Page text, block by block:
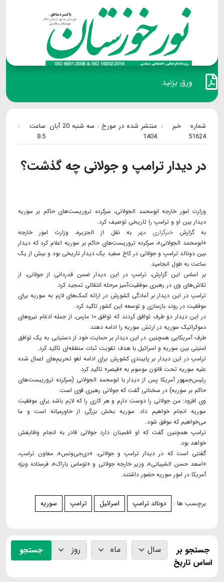
ورق بزنید
شماره خبر :
51624
منتشر شده در مورخ : سه شنبه 20 آبان
1404
ساعت :
8:5
در دیدار ترامپ و جولانی چه گذشت؟
وزارت امور خارجه ابومحمد الجولانی، سرکرده تروریست‌های حاکم بر سوریه
دیدار بین او و ترامپ را تاریخی توصیف کرد.
به گزارش خبرگزاری مهر به نقل از الجزیره، وزارت امور خارجه
«ابومحمد الجولانی»، سرکرده تروریست‌های حاکم بر سوریه اعلام کرد که دیدار
بین دونالد ترامپ و جولانی در کاخ سفید یک دیدار تاریخی بود و بیش از یک
ساعت به طول انجامید.
بر اساس این گزارش، ترامپ در این دیدار ضمن قدردانی از جولانی، از
تلاش‌های وی در رهبری موفقیت‌آمیز مرحله انتقالی تمجید کرد.
ترامپ در این دیدار بر آمادگی کشورش در ارائه کمک‌های لازم به سوریه برای
موفقیت در روند بازسازی و توسعه این کشور تاکید کرد.
در این دیدار دو طرف توافق کردند که توافق ۱۰ مارس، از جمله ادغام نیروهای
دموکراتیک سوریه در ارتش سوریه را ادامه دهند.
طرف آمریکایی همچنین در این دیدار بر حمایت خود از دستیابی به یک توافق
امنیتی بین سوریه و اسرائیل با هدف تقویت ثبات منطقه‌ای تاکید کرد.
ترامپ در این دیدار بر پایبندی کشورش برای ادامه لغو تحریم‌های اعمال شده
علیه سوریه تحت قانون موسوم به «قیصر» تاکید کرد.
رئیس‌جمهور آمریکا پس از دیدار با ابومحمد الجولانی (سرکرده تروریبست‌های
حاکم بر سوریه) در سخنانی گفت که جولانی رهبری قوی است.
وی افزود: من جولانی را دوست دارم و هر کاری را که لازم باشد برای موفقیت
سوریه انجام خواهیم داد. سوریه بخش بزرگی از خاورمیانه است و ما
می‌خواهیم که موفق شود.
ترامپ همچنین گفت که او اطمینان دارد جولانی قادر به انجام وظایفش
خواهد بود.
گفتنی است که در دیدار ترامپ و جولانی، «دی‌جی‌ونس»، معاون ترامپ،
«اسعد حسن الشیبانی»، وزیر خارجه جولانی و «توماس باراک»، فرستاده ویژه
آمریکا در امور سوریه حضور داشتند.
برچسب ها : دونالد ترامپ اسرائیل ترامپ سوریه
جستجو بر
اساس تاریخ
جستجو